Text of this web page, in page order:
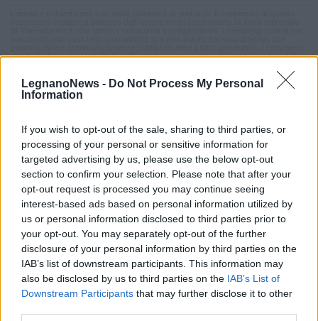
LegnanoNews - Do Not Process My Personal
Information
If you wish to opt-out of the sale, sharing to third parties, or
processing of your personal or sensitive information for
targeted advertising by us, please use the below opt-out
section to confirm your selection. Please note that after your
opt-out request is processed you may continue seeing
interest-based ads based on personal information utilized by
us or personal information disclosed to third parties prior to
your opt-out. You may separately opt-out of the further
disclosure of your personal information by third parties on the
IAB’s list of downstream participants. This information may
also be disclosed by us to third parties on the IAB’s List of
Downstream Participants that may further disclose it to other
che includano uno o più link a siti esterni verranno rimossi in automatico dal